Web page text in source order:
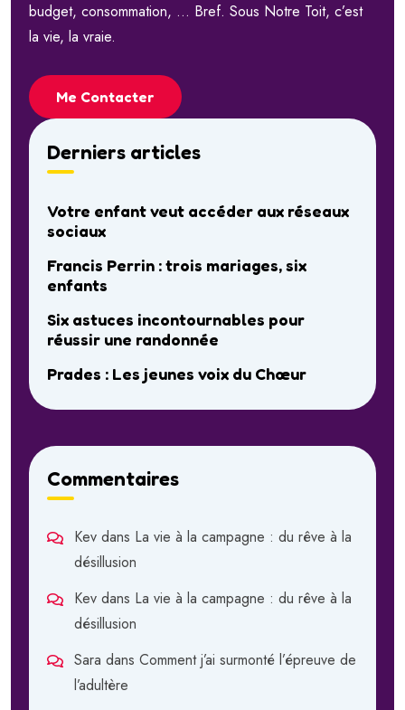
budget, consommation, … Bref. Sous Notre Toit, c’est
la vie, la vraie.
Me Contacter
Derniers articles
Votre enfant veut accéder aux réseaux
sociaux
Francis Perrin : trois mariages, six
enfants
Six astuces incontournables pour
réussir une randonnée
Prades : Les jeunes voix du Chœur
Commentaires
Kev dans La vie à la campagne : du rêve à la
désillusion
Kev dans La vie à la campagne : du rêve à la
désillusion
Sara dans Comment j’ai surmonté l’épreuve de
l’adultère